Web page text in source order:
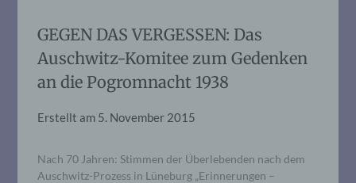
GEGEN DAS VERGESSEN: Das
Auschwitz-Komitee zum Gedenken
an die Pogromnacht 1938
Erstellt am 5. November 2015
Nach 70 Jahren: Stimmen der Überlebenden nach dem
Auschwitz-Prozess in Lüneburg „Erinnerungen –